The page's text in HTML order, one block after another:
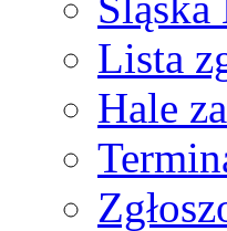
Lista
Hale